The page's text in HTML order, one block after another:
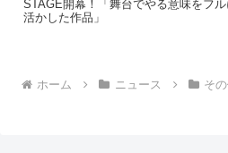
STAGE開幕！「舞台でやる意味をフル
活かした作品」
ホーム ニュース そ